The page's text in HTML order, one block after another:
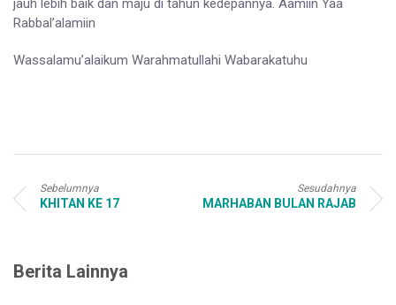
jauh lebih baik dan maju di tahun kedepannya. Aamiin Yaa
Rabbal’alamiin
Wassalamu’alaikum Warahmatullahi Wabarakatuhu
Sebelumnya
KHITAN KE 17
Sesudahnya
MARHABAN BULAN RAJAB
Berita Lainnya